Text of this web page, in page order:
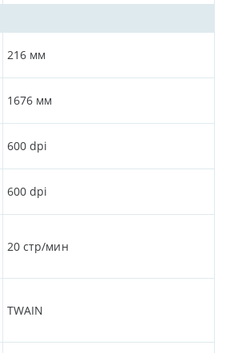
216 мм
1676 мм
600 dpi
600 dpi
20 стр/мин
TWAIN